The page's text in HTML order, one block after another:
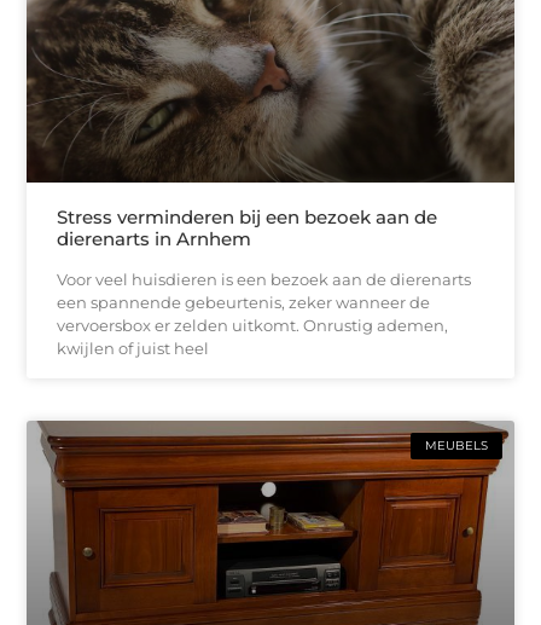
Stress verminderen bij een bezoek aan de
dierenarts in Arnhem
Voor veel huisdieren is een bezoek aan de dierenarts
een spannende gebeurtenis, zeker wanneer de
vervoersbox er zelden uitkomt. Onrustig ademen,
kwijlen of juist heel
MEUBELS